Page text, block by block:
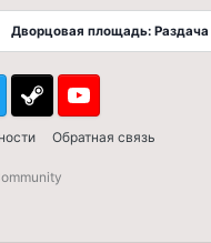
Дворцовая площадь: Раздача
Обратная связь
Steam Youtube